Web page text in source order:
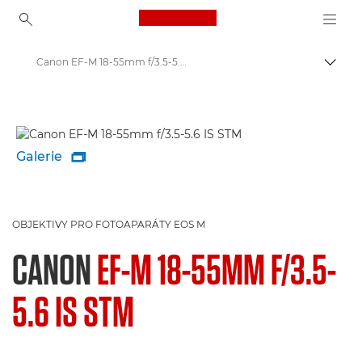
Canon Logo, back to
Canon EF-M 18-55mm f/3.5-5.6 IS STM - Lenses - Camera & Photo lenses
Galerie 
OBJEKTIVY PRO FOTOAPARÁTY EOS M
CANONEF-M 18-55MM F/3.5-
5.6 IS STM